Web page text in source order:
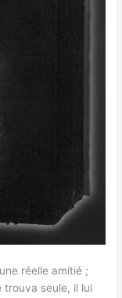
réelle amitié ;
trouva seule, il lui